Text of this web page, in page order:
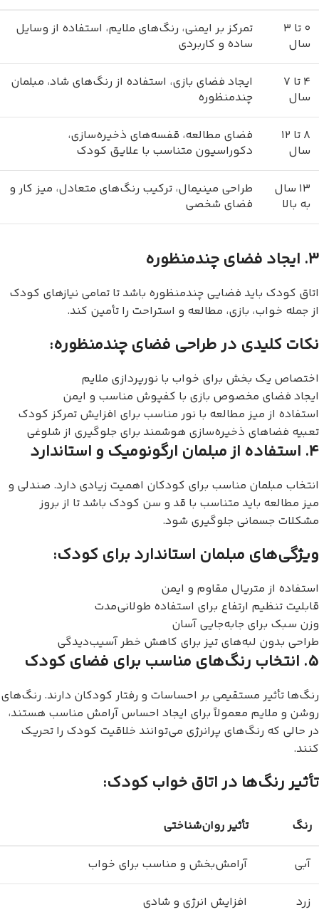
۰ تا ۳
سال
تمرکز بر ایمنی، رنگ‌های ملایم، استفاده از وسایل
ساده و کاربردی
۴ تا ۷
سال
ایجاد فضای بازی، استفاده از رنگ‌های شاد، مبلمان
چندمنظوره
۸ تا ۱۲
سال
فضای مطالعه، قفسه‌های ذخیره‌سازی،
دکوراسیون متناسب با علایق کودک
۱۳ سال
به بالا
طراحی مینیمال، ترکیب رنگ‌های متعادل، میز کار و
فضای شخصی
۳. ایجاد فضای چندمنظوره
اتاق کودک باید فضایی چندمنظوره باشد تا تمامی نیازهای کودک
از جمله خواب، بازی، مطالعه و استراحت را تأمین کند.
نکات کلیدی در طراحی فضای چندمنظوره:
اختصاص یک بخش برای خواب با نورپردازی ملایم
ایجاد فضای مخصوص بازی با کفپوش مناسب و ایمن
استفاده از میز مطالعه با نور مناسب برای افزایش تمرکز کودک
تعبیه فضاهای ذخیره‌سازی هوشمند برای جلوگیری از شلوغی
۴. استفاده از مبلمان ارگونومیک و استاندارد
انتخاب مبلمان مناسب برای کودکان اهمیت زیادی دارد. صندلی و
میز مطالعه باید متناسب با قد و سن کودک باشد تا از بروز
مشکلات جسمانی جلوگیری شود.
ویژگی‌های مبلمان استاندارد برای کودک:
استفاده از متریال مقاوم و ایمن
قابلیت تنظیم ارتفاع برای استفاده طولانی‌مدت
وزن سبک برای جابه‌جایی آسان
طراحی بدون لبه‌های تیز برای کاهش خطر آسیب‌دیدگی
۵. انتخاب رنگ‌های مناسب برای فضای کودک
رنگ‌ها تأثیر مستقیمی بر احساسات و رفتار کودکان دارند. رنگ‌های
روشن و ملایم معمولاً برای ایجاد احساس آرامش مناسب هستند،
در حالی که رنگ‌های پرانرژی می‌توانند خلاقیت کودک را تحریک
کنند.
تأثیر رنگ‌ها در اتاق خواب کودک:
رنگ تأثیر روان‌شناختی
آبی آرامش‌بخش و مناسب برای خواب
زرد افزایش انرژی و شادی